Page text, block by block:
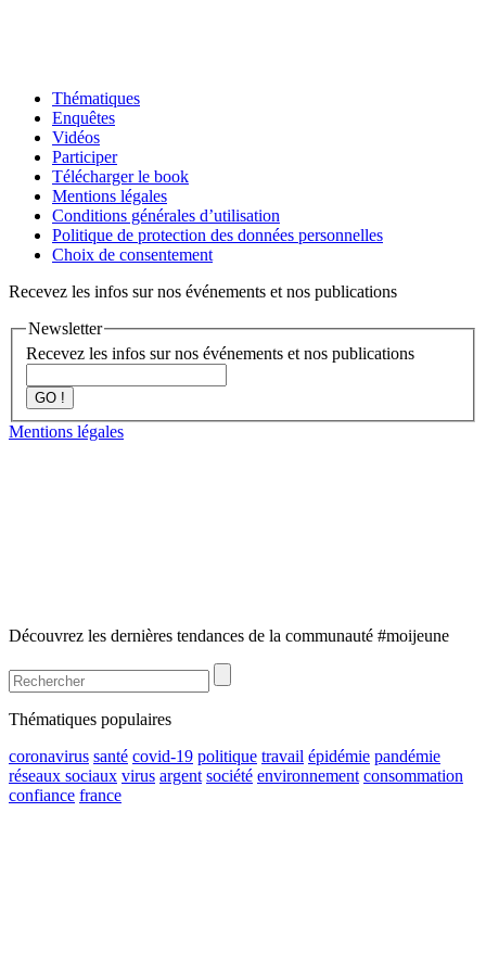
Thématiques
Enquêtes
Vidéos
Participer
Télécharger le book
Mentions légales
Conditions générales d’utilisation
Politique de protection des données personnelles
Choix de consentement
Recevez les infos sur nos événements et nos publications
Newsletter
Recevez les infos sur nos événements et nos publications
GO !
Mentions légales
Découvrez les dernières tendances de la communauté #moijeune
Thématiques populaires
coronavirus santé covid-19 politique travail épidémie pandémie
réseaux sociaux virus argent société environnement consommation
confiance france